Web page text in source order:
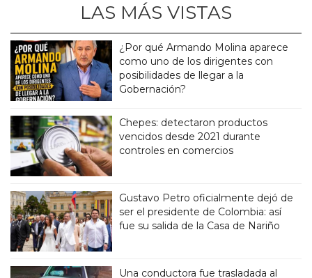
LAS MÁS VISTAS
¿Por qué Armando Molina aparece
como uno de los dirigentes con
posibilidades de llegar a la
Gobernación?
Chepes: detectaron productos
vencidos desde 2021 durante
controles en comercios
Gustavo Petro oficialmente dejó de
ser el presidente de Colombia: así
fue su salida de la Casa de Nariño
Una conductora fue trasladada al